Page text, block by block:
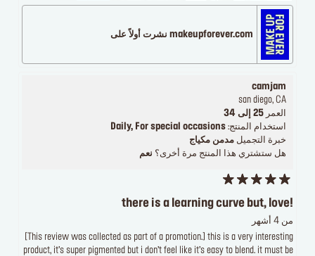
makeupforever.com نشرت أولاً على
camjam
san diego, CA
العمر 25 إلى 34
استخدام المنتج: Daily, For special occasions
خبرة التجميل مدمن مكياج
هل ستشتري هذا المنتج مرة أخرى؟ نعم
there is a learning curve but, love!
من 4 أشهر
[This review was collected as part of a promotion.] this is a very interesting
product, it’s super pigmented but i don’t feel like it’s easy to blend. it must be